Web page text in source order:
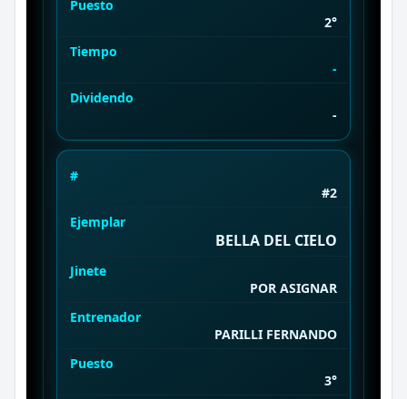
Puesto
2°
Tiempo
-
Dividendo
-
#
#2
Ejemplar
BELLA DEL CIELO
Jinete
POR ASIGNAR
Entrenador
PARILLI FERNANDO
Puesto
3°